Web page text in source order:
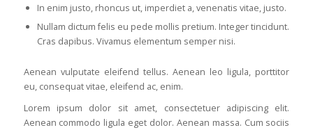
In enim justo, rhoncus ut, imperdiet a, venenatis vitae, justo.
Nullam dictum felis eu pede mollis pretium. Integer tincidunt.
Cras dapibus. Vivamus elementum semper nisi.
Aenean vulputate eleifend tellus. Aenean leo ligula, porttitor
eu, consequat vitae, eleifend ac, enim.
Lorem ipsum dolor sit amet, consectetuer adipiscing elit.
Aenean commodo ligula eget dolor. Aenean massa. Cum sociis